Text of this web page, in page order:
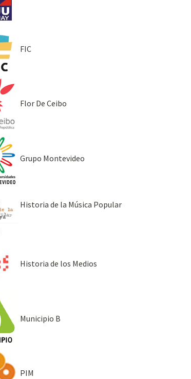
FIC
Flor De Ceibo
Grupo Montevideo
Historia de la Música Popular
Historia de los Medios
Municipio B
PIM